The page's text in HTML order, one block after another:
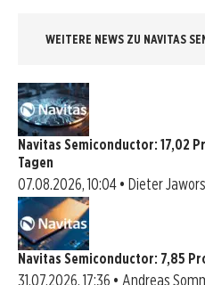
WEITERE NEWS ZU NAVITAS
Navitas Semiconductor: 17,02
Tagen
07.08.2026, 10:04 • Dieter
Navitas Semiconductor: 7,85
31.07.2026, 17:36 • Andreas